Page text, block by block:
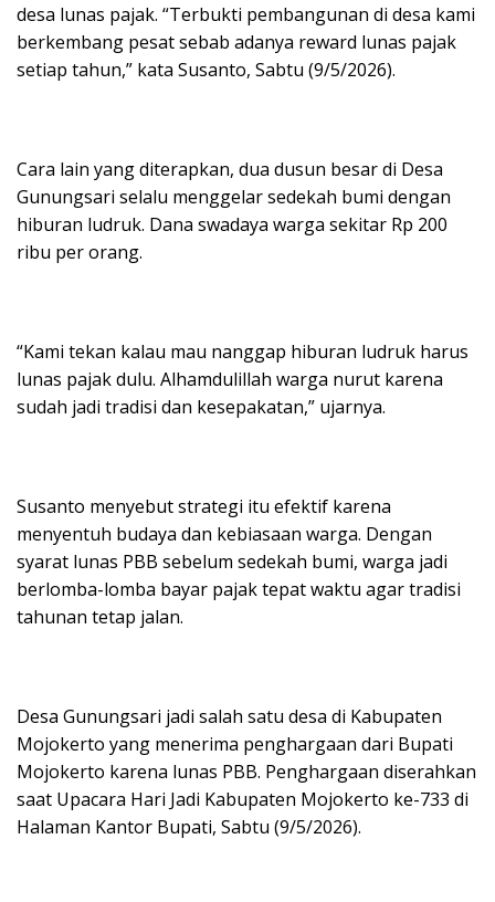
desa lunas pajak. “Terbukti pembangunan di desa kami
berkembang pesat sebab adanya reward lunas pajak
setiap tahun,” kata Susanto, Sabtu (9/5/2026).
Cara lain yang diterapkan, dua dusun besar di Desa
Gunungsari selalu menggelar sedekah bumi dengan
hiburan ludruk. Dana swadaya warga sekitar Rp 200
ribu per orang.
“Kami tekan kalau mau nanggap hiburan ludruk harus
lunas pajak dulu. Alhamdulillah warga nurut karena
sudah jadi tradisi dan kesepakatan,” ujarnya.
Susanto menyebut strategi itu efektif karena
menyentuh budaya dan kebiasaan warga. Dengan
syarat lunas PBB sebelum sedekah bumi, warga jadi
berlomba-lomba bayar pajak tepat waktu agar tradisi
tahunan tetap jalan.
Desa Gunungsari jadi salah satu desa di Kabupaten
Mojokerto yang menerima penghargaan dari Bupati
Mojokerto karena lunas PBB. Penghargaan diserahkan
saat Upacara Hari Jadi Kabupaten Mojokerto ke-733 di
Halaman Kantor Bupati, Sabtu (9/5/2026).